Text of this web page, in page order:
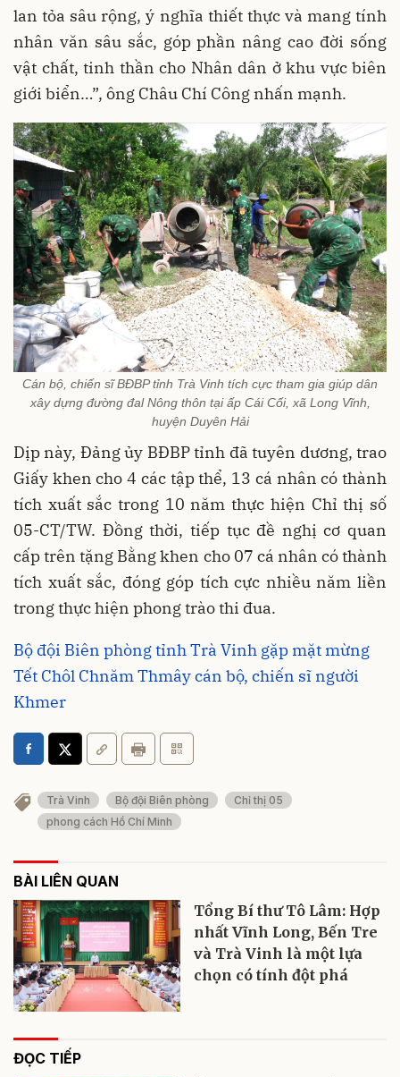
lan tỏa sâu rộng, ý nghĩa thiết thực và mang tính
nhân văn sâu sắc, góp phần nâng cao đời sống
vật chất, tinh thần cho Nhân dân ở khu vực biên
giới biển…”, ông Châu Chí Công nhấn mạnh.
Cán bộ, chiến sĩ BĐBP tỉnh Trà Vinh tích cực tham gia giúp dân
xây dựng đường đal Nông thôn tại ấp Cái Cối, xã Long Vĩnh,
huyện Duyên Hải
Dịp này, Đảng ủy BĐBP tỉnh đã tuyên dương, trao
Giấy khen cho 4 các tập thể, 13 cá nhân có thành
tích xuất sắc trong 10 năm thực hiện Chỉ thị số
05-CT/TW. Đồng thời, tiếp tục đề nghị cơ quan
cấp trên tặng Bằng khen cho 07 cá nhân có thành
tích xuất sắc, đóng góp tích cực nhiều năm liền
trong thực hiện phong trào thi đua.
Bộ đội Biên phòng tỉnh Trà Vinh gặp mặt mừng
Tết Chôl Chnăm Thmây cán bộ, chiến sĩ người
Khmer
Trà Vinh Bộ đội Biên phòng
Chỉ thị 05
phong cách Hồ Chí Minh
BÀI LIÊN QUAN
Tổng Bí thư Tô Lâm: Hợp
nhất Vĩnh Long, Bến Tre
và Trà Vinh là một lựa
chọn có tính đột phá
ĐỌC TIẾP